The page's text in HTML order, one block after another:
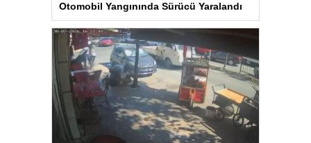
Otomobil Yangınında Sürücü Yaralandı